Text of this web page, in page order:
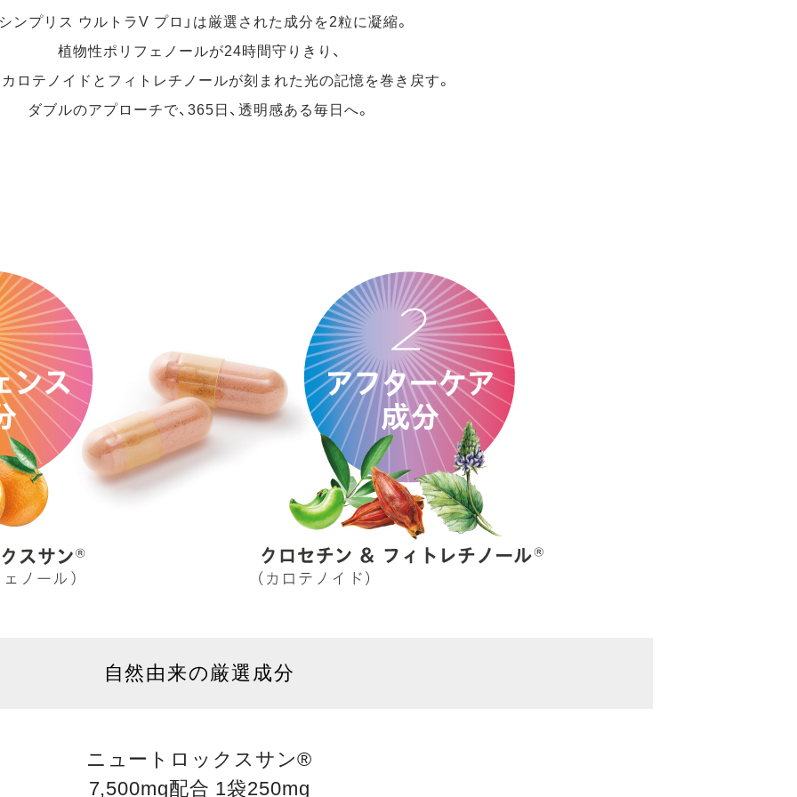
シンプリス ウルトラV プロ」は厳選された成分を2粒に凝縮。
植物性ポリフェノールが24時間守りきり、
カロテノイドとフィトレチノールが刻まれた光の記憶を巻き戻す。
ダブルのアプローチで、365日、透明感ある毎日へ。
自然由来の厳選成分
ニュートロックスサン®
7,500mg配合 1袋250mg